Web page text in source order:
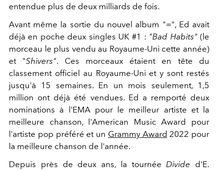
entendue plus de deux milliards de fois.
Avant même la sortie du nouvel album "=", Ed avait
déjà en poche deux singles UK #1 : "Bad Habits" (le
morceau le plus vendu au Royaume-Uni cette année)
et "Shivers". Ces morceaux étaient en tête du
classement officiel au Royaume-Uni et y sont restés
jusqu'à 15 semaines. En un mois seulement, 1,5
million ont déjà été vendues. Ed a remporté deux
nominations à l'EMA pour le meilleur artiste et la
meilleure chanson, l'American Music Award pour
l'artiste pop préféré et un Grammy Award 2022 pour
la meilleure chanson de l'année.
Depuis près de deux ans, la tournéeDivide d'E.